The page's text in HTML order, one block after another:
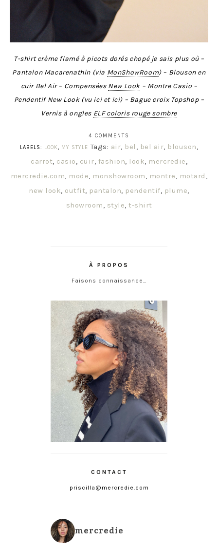
T-shirt crème flaméà picots dorés chopé je sais plus où –
Pantalon Macarenathin (via MonShowRoom) – Blouson en
cuir Bel Air – Compensées New Look – Montre Casio –
Pendentif New Look(vu iciet ici) – Bague croix Topshop–
Vernis à ongles ELF coloris rouge sombre
4 COMMENTS
LABELS:
LOOK, MY STYLE Tags: air, bel , bel air, blouson,
carrot, casio, cuir, fashion, look, mercredie,
mercredie.com, mode, monshowroom, montre, motard ,
new look, outfit, pantalon, pendentif, plume,
showroom, style, t-shirt
À PROPOS
Faisons connaissance…
CONTACT
priscilla@mercredie.com
mercredie